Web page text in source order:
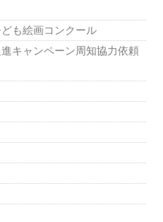
も絵画コンクール
キャンペーン周知協力依頼